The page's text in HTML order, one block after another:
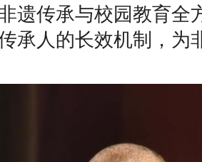
遗传承与校园教育全
承人的长效机制，为